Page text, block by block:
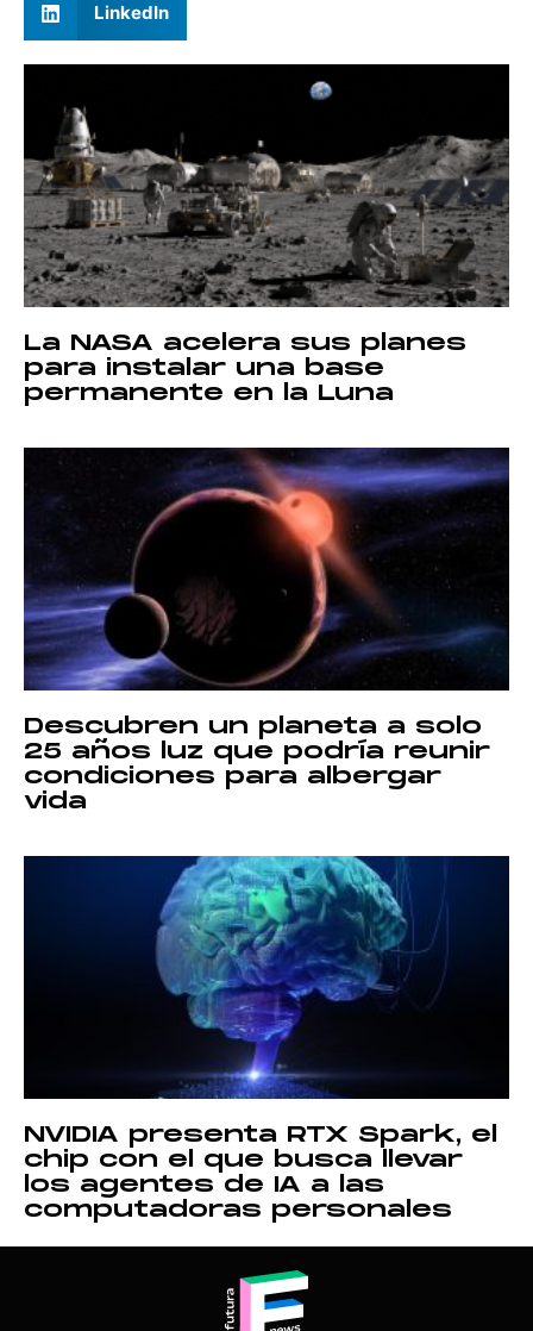
LinkedIn
La NASA acelera sus planes
para instalar una base
permanente en la Luna
Descubren un planeta a solo
25 años luz que podría reunir
condiciones para albergar
vida
NVIDIA presenta RTX Spark, el
chip con el que busca llevar
los agentes de IA a las
computadoras personales